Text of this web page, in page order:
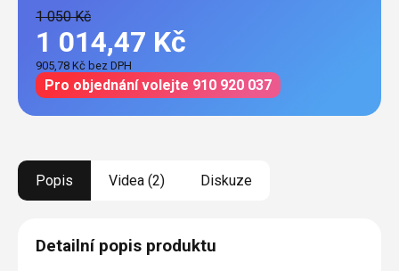
1 050 Kč
1 014,47 Kč
905,78 Kč bez DPH
Měrná
cena:
Pro objednání volejte 910 920 037
Popis Videa (2) Diskuze
Detailní popis produktu